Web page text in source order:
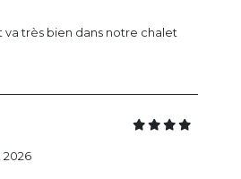
très bien dans notre chalet
2026